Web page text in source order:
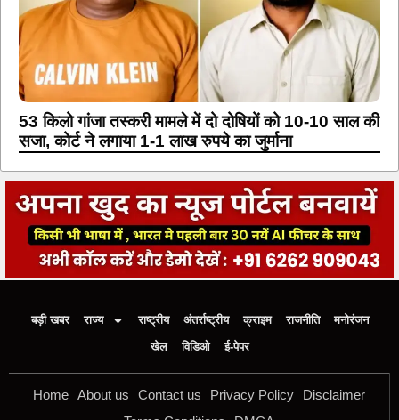
53 किलो गांजा तस्करी मामले में दो दोषियों को 10-10 साल की
सजा, कोर्ट ने लगाया 1-1 लाख रुपये का जुर्माना
बड़ी खबर राज्य राष्ट्रीय अंतर्राष्ट्रीय क्राइम राजनीति
मनोरंजन
खेल
विडिओ ई-पेपर
Home About us Contact us Privacy Policy
Disclaimer